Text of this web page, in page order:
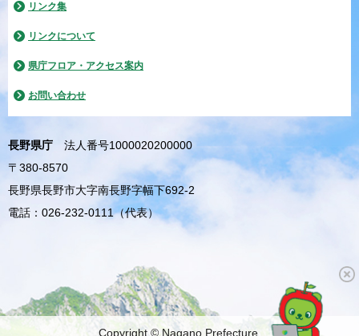
リンク集
リンクについて
県庁フロア・アクセス案内
お問い合わせ
長野県庁
法人番号1000020200000
〒380-8570
長野県長野市大字南長野字幅下692-2
電話：026-232-0111（代表）
Copyright © Nagano Prefecture.